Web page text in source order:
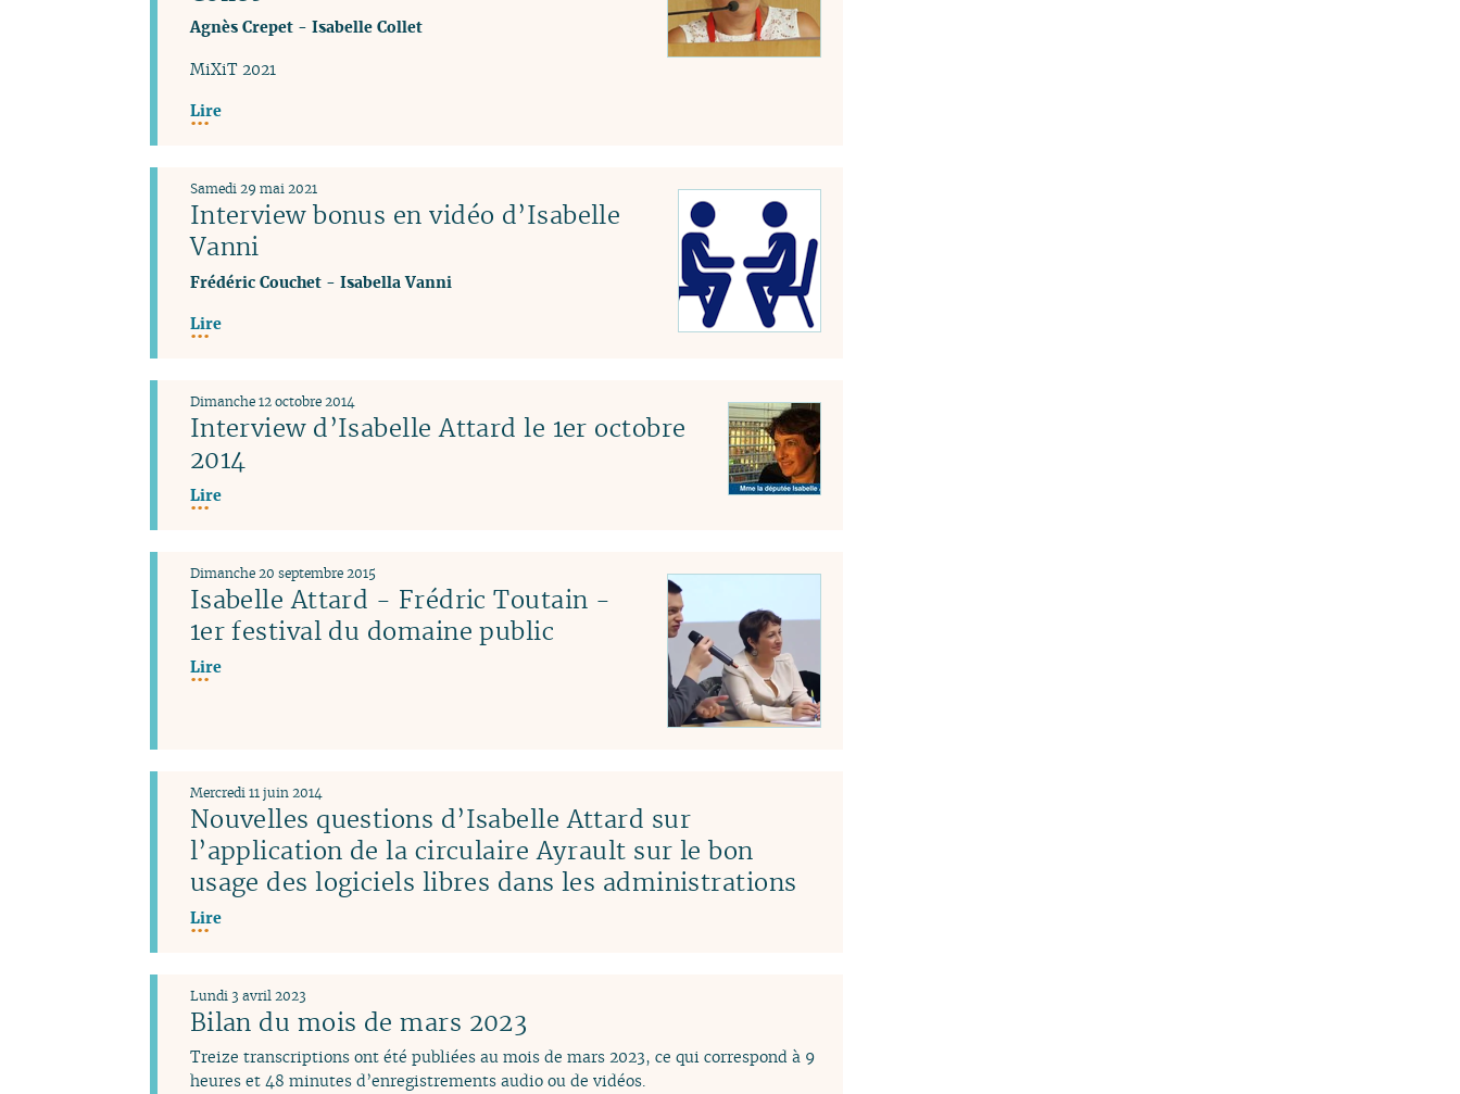
Agnès Crepet- Isabelle Collet
MiXiT 2021
Lire
Interview bonus en vidéo d’Isabelle
Vanni
Samedi 29 mai 2021
Frédéric Couchet- Isabella Vanni
Lire
Interview d’Isabelle Attard le 1er octobre
2014
Dimanche 12 octobre 2014
Lire
Isabelle Attard - Frédric Toutain -
1er festival du domaine public
Dimanche 20 septembre 2015
Lire
Nouvelles questions d’Isabelle Attard sur
l’application de la circulaire Ayrault sur le bon
usage des logiciels libres dans les administrations
Mercredi 11 juin 2014
Lire
Bilan du mois de mars 2023
Lundi 3 avril 2023
Treize transcriptions ont été publiées au mois de mars 2023, ce qui correspond à 9
heures et 48 minutes d’enregistrements audio ou de vidéos.